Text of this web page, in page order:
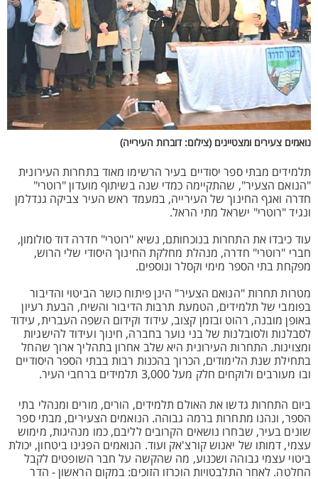
נואמים צעירים ומצטיינים (צילום: דוברות העירייה)
תלמידים מבתי ספר יסודיים בעיר הרשימו מאוד בתחרות העירונית
"הנואם הצעיר", שהתקיימה כמדי שנה בשיתוף מועדון "רוטרי"
חדרה ואגף החינוך של העירייה, במעמד ראש העיר צביקה גנדלמן
ונגיד "רוטרי" ישראל מתי הראל.
עוד כיבדו את התחרות בנוכחותם, נשיא "רוטרי" חדרה דוד סולומון,
חברי "רוטרי" חדרה, מנהלת מחלקת החינוך היסודי שלי הרוש,
מפקחת בתי הספר מימי וקסלר ונוספים.
מטרות תחרות "הנואם הצעיר" הינן פיתוח כושר הביטוי והדיבור
בפומבי של תלמידים, הטמעת תרבות הדיבור והשיח, הבעת רעיון
באופן מובנה, רהוט ובזמן קצוב, עידוד וקידום השפה העברית, עידוד
לסבלנות ולסובלנות של בני נוער בחברה, חינוך ועידוד להישגיות
ומצוינות. התחרות העירונית היא שלב אחרון בתהליך ארוך שהחל
בתחילת שנת הלימודים, הכרוך בהכנות רבות בבתי הספר היסודיים
ובו מעורבים ולוקחים חלק מעל 3,000 תלמידים ברחבי העיר.
ביום התחרות גדשו את האולם תלמידים, הורים, מורים ומנהלי בתי
הספר, ונהנו מתחרות ברמה גבוהה. הנואמים הצעירים, מבתי ספר
שונים בעיר, שבחרו נושאים הקרובים לליבם, כמו מנהיגות, מימוש
עצמי, דמותו של יאנוש קורצ'אק ועוד. הנואמים הפגינו ביטחון, יכולת
ביטוי עצמי גבוהה ושכנוע, מה שהקשה על חבר השופטים לקבל
החלטה. לאחר התלבטויות הוכרזו הזוכים: במקום הראשון - הדר